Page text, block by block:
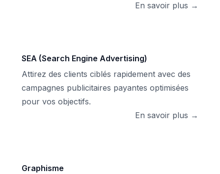
En savoir plus →
SEA (Search Engine Advertising)
Attirez des clients ciblés rapidement avec des
campagnes publicitaires payantes optimisées
pour vos objectifs.
En savoir plus →
Graphisme